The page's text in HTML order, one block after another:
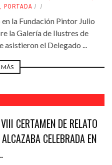
, PORTADA
en la Fundación Pintor Julio
la Galería de Ilustres de
asistieron el Delegado ...
MÁS
CERTAMEN DE RELATO
CELEBRADA EN